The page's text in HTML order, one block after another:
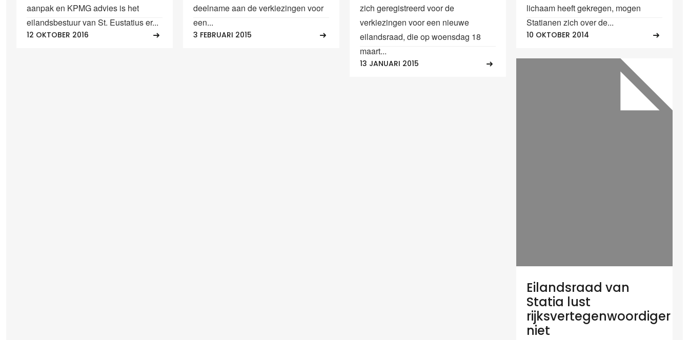
aanpak en KPMG advies is het
eilandsbestuur van St. Eustatius er...
12 OKTOBER 2016
deelname aan de verkiezingen voor
een...
3 FEBRUARI 2015
zich geregistreerd voor de
verkiezingen voor een nieuwe
eilandsraad, die op woensdag 18
maart...
13 JANUARI 2015
lichaam heeft gekregen, mogen
Statianen zich over de...
10 OKTOBER 2014
Eilandsraad van
Statia lust
rijksvertegenwoordiger
niet